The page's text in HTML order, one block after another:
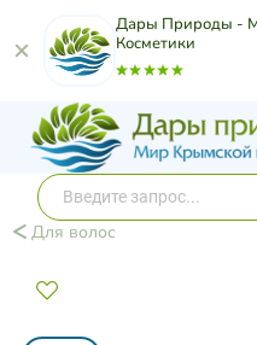
Дары Природы -
Косметики
Для волос